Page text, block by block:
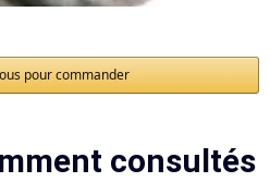
pour commander
consultés